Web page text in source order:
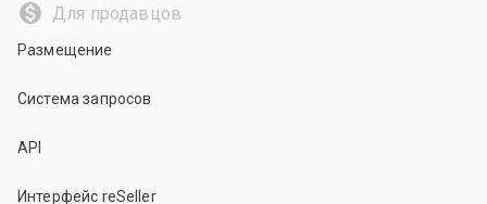
Для продавцов
Размещение
Система запросов
API
Интерфейс reSeller